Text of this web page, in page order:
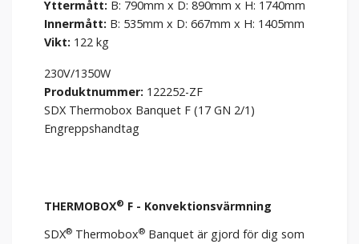
Yttermått: B: 790mm x D: 890mm x H: 1740mm
Innermått: B: 535mm x D: 667mm x H: 1405mm
Vikt: 122 kg
230V/1350W
Produktnummer: 122252-ZF
SDX Thermobox Banquet F (17 GN 2/1)
Engreppshandtag
THERMOBOX® F - Konvektionsvärmning
SDX® Thermobox® Banquet är gjord för dig som